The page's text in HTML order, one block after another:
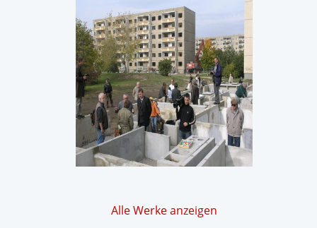
Alle Werke anzeigen